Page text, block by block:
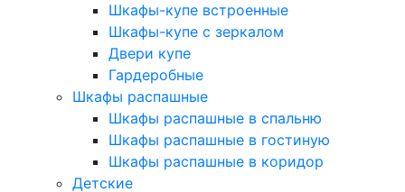
Шкафы-купе встроенные
Шкафы-купе с зеркалом
Двери купе
Гардеробные
Шкафы распашные
Шкафы распашные в спальню
Шкафы распашные в гостиную
Шкафы распашные в коридор
Детские